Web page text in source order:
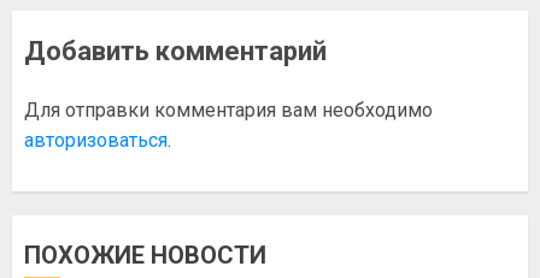
Добавить комментарий
Для отправки комментария вам необходимо
авторизоваться.
ПОХОЖИЕ НОВОСТИ